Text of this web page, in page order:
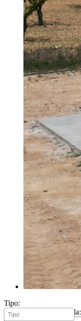
Tipo:
Mínimo metros vivienda: